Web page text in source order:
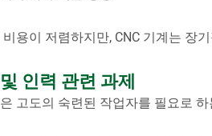
용이 저렴하지만, CNC 기계는 장
인력 관련 과제
고도의 숙련된 작업자를 필요로